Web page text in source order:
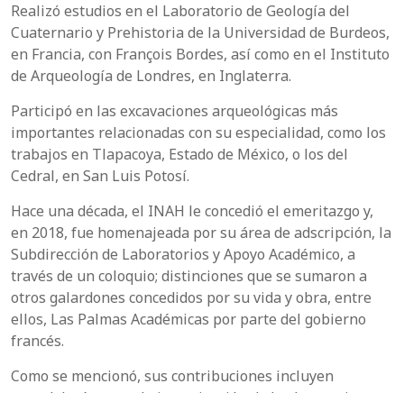
Realizó estudios en el Laboratorio de Geología del
Cuaternario y Prehistoria de la Universidad de Burdeos,
en Francia, con François Bordes, así como en el Instituto
de Arqueología de Londres, en Inglaterra.
Participó en las excavaciones arqueológicas más
importantes relacionadas con su especialidad, como los
trabajos en Tlapacoya, Estado de México, o los del
Cedral, en San Luis Potosí.
Hace una década, el INAH le concedió el emeritazgo y,
en 2018, fue homenajeada por su área de adscripción, la
Subdirección de Laboratorios y Apoyo Académico, a
través de un coloquio; distinciones que se sumaron a
otros galardones concedidos por su vida y obra, entre
ellos, Las Palmas Académicas por parte del gobierno
francés.
Como se mencionó, sus contribuciones incluyen